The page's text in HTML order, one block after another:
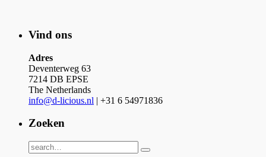
Vind ons
Adres
Deventerweg 63
7214 DB EPSE
The Netherlands
info@d-licious.nl | +31 6 54971836
Zoeken